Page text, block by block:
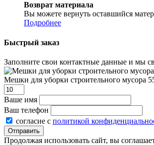
Возврат материала
Вы можете вернуть оставшийся
Подробнее
Быстрый заказ
Заполните свои контактные данные и мы
Мешки для уборки строительного мусора
Ваше имя
Ваш телефон
согласие с политикой
Продолжая использовать сайт, вы